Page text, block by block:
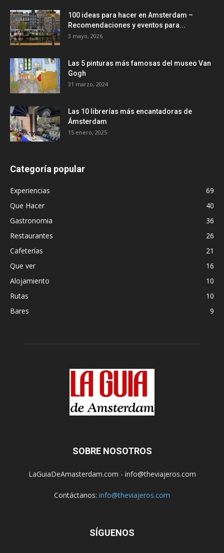
100 ideas para hacer en Amsterdam –
Recomendaciones y eventos para...
3 mayo, 2026
Las 5 pinturas más famosas del museo Van
Gogh
31 marzo, 2024
Las 10 librerías más encantadoras de
Ámsterdam
15 enero, 2025
Categoría popular
Experiencias
69
Que Hacer
40
Gastronomia
36
Restaurantes
26
Cafeterías
21
Que ver
16
Alojamiento
10
Rutas
10
Bares
9
SOBRE NOSOTROS
LaGuiaDeAmasterdam.com - info@theviajeros.com
Contáctanos: info@theviajeros.com
SÍGUENOS